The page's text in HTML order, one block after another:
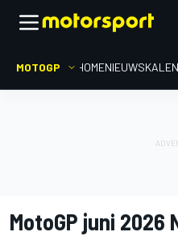
MOTOGP HOMENIEUWS
MotoGP juni